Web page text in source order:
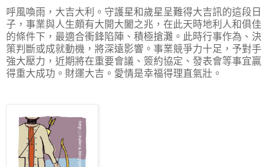
呼風喚雨，大吉大利。守護星和歲星呈難得大吉訊的這段日
子，事業與人生頗有大開大闔之兆，在此天時地利人和俱佳
的條件下，最適合衝鋒陷陣、積極搶灘。此時行事作為、決
策判斷或成就動機，將深遠影響。事業競爭力十足，予對手
強大壓力，近期將在重要會議、簽約協定、發表會等事宜贏
得重大成功。財運大吉。愛情是幸福得理直氣壯。